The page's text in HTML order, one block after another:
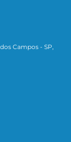
Campos - SP,